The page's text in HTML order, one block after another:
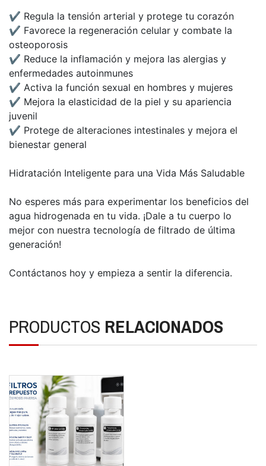
✔ Regula la tensión arterial y protege tu corazón
✔ Favorece la regeneración celular y combate la
osteoporosis
✔ Reduce la inflamación y mejora las alergias y
enfermedades autoinmunes
✔ Activa la función sexual en hombres y mujeres
✔ Mejora la elasticidad de la piel y su apariencia
juvenil
✔ Protege de alteraciones intestinales y mejora el
bienestar general
Hidratación Inteligente para una Vida Más Saludable
No esperes más para experimentar los beneficios del
agua hidrogenada en tu vida. ¡Dale a tu cuerpo lo
mejor con nuestra tecnología de filtrado de última
generación!
Contáctanos hoy y empieza a sentir la diferencia.
PRODUCTOS RELACIONADOS